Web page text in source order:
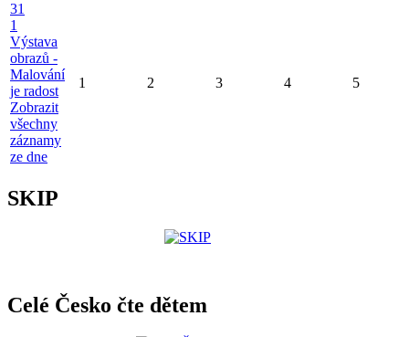
31
1
Výstava
obrazů -
Malování
je radost
Zobrazit
všechny
záznamy
ze dne
1 2 3 4 5
SKIP
Celé Česko čte dětem